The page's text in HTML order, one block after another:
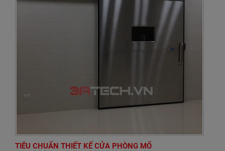
TIÊU CHUẨN THIẾT KẾ CỬA PHÒNG MỔ